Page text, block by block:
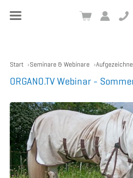
Start Seminare & Webinare
ORGANO.TV Webinar -